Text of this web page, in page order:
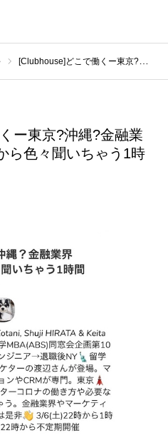
[Clubhouse]どこで働くー東京?沖縄?金融業界マーケターの先輩から色々聞いちゃう1時間by青学MBA同窓会
ー東京?沖縄?金融業
ら色々聞いちゃう1時